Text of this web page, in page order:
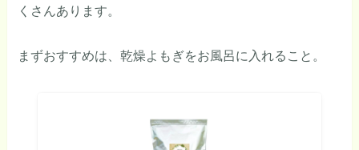
くさんあります。
まずおすすめは、乾燥よもぎをお風呂に入れること。